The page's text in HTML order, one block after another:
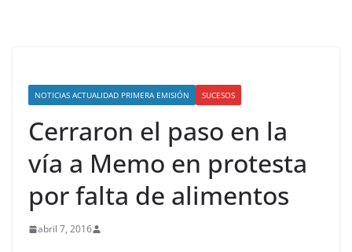
NOTICIAS ACTUALIDAD PRIMERA EMISIÓN SUCESOS
Cerraron el paso en la
vía a Memo en protesta
por falta de alimentos
abril 7, 2016